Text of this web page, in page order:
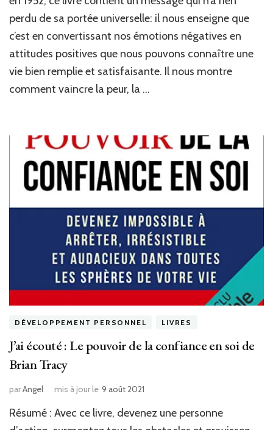
perdu de sa portée universelle: il nous enseigne que
c’est en convertissant nos émotions négatives en
attitudes positives que nous pouvons connaître une
vie bien remplie et satisfaisante. Il nous montre
comment vaincre la peur, la …
DÉVELOPPEMENT PERSONNEL LIVRES
J’ai écouté : Le pouvoir de la confiance en soi de
Brian Tracy
parAngel mis à jour le 9 août 2021
Résumé : Avec ce livre, devenez une personne